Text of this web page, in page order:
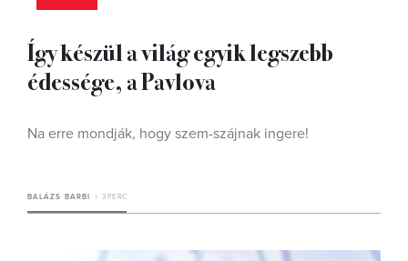
Így készül a világ egyik legszebb
édessége, a Pavlova
Na erre mondják, hogy szem-szájnak ingere!
BALÁZS BARBI 3 PERC